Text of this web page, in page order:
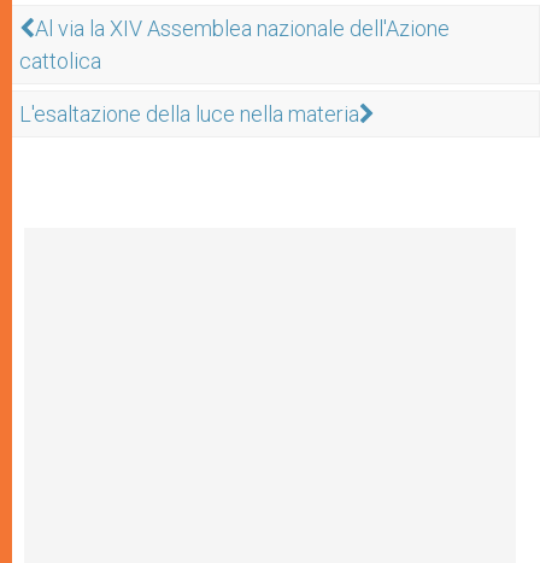
Al via la XIV Assemblea nazionale dell'Azione
cattolica
L'esaltazione della luce nella materia